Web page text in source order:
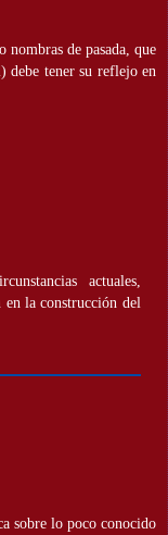
nombras de pasada, que
debe tener su reflejo en
actuales,
en la construcción del
sobre lo poco conocido